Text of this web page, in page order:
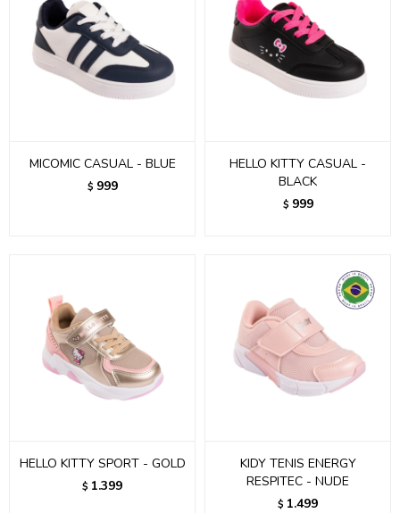
MICOMIC CASUAL - BLUE
$ 999
HELLO KITTY CASUAL -
BLACK
$ 999
HELLO KITTY SPORT - GOLD
$ 1.399
KIDY TENIS ENERGY
RESPITEC - NUDE
$ 1.499